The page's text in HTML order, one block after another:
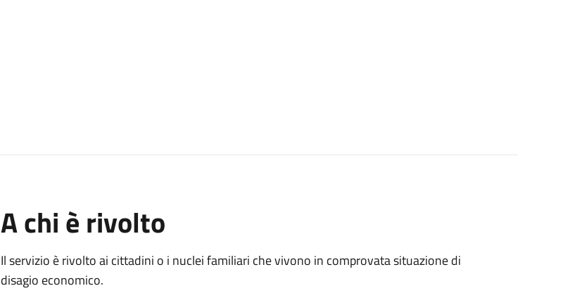
A chi è rivolto
Il servizio è rivolto ai cittadini o i nuclei familiari che vivono in comprovata situazione di
disagio economico.